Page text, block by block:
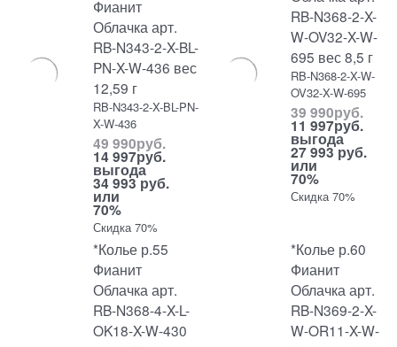
Фианит
Облачка арт.
RB-N343-2-X-BL-
PN-X-W-436 вес
12,59 г
RB-N343-2-X-BL-PN-
X-W-436
49 990руб.
14 997руб.
выгода
34 993 руб.
или
70%
Скидка 70%
RB-N368-2-X-
W-OV32-X-W-
695 вес 8,5 г
RB-N368-2-X-W-
OV32-X-W-695
39 990руб.
11 997руб.
выгода
27 993 руб.
или
70%
Скидка 70%
*Колье р.55
Фианит
Облачка арт.
RB-N368-4-X-L-
OK18-X-W-430
*Колье р.60
Фианит
Облачка арт.
RB-N369-2-X-
W-OR11-X-W-